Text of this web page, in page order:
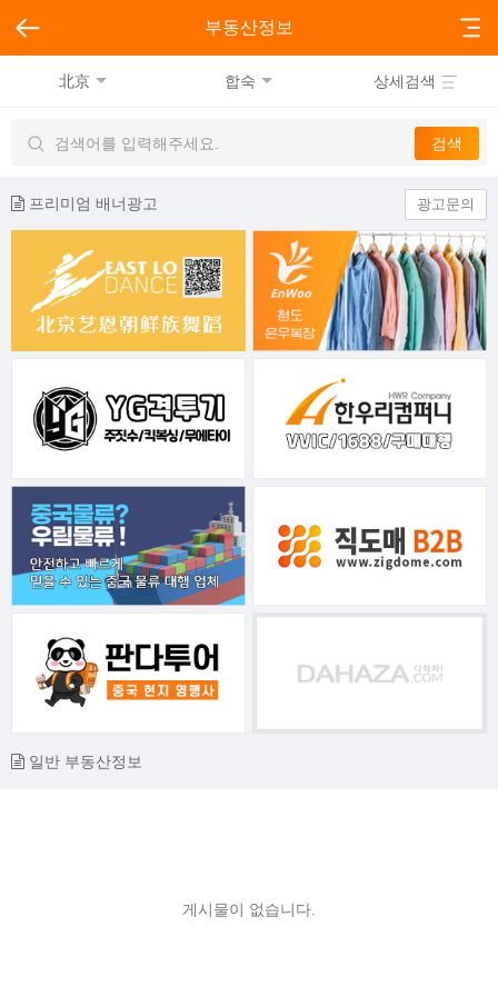
부동산정보
北京 합숙 상세검색
프리미엄 배너광고 광고문의
일반 부동산정보
게시물이 없습니다.